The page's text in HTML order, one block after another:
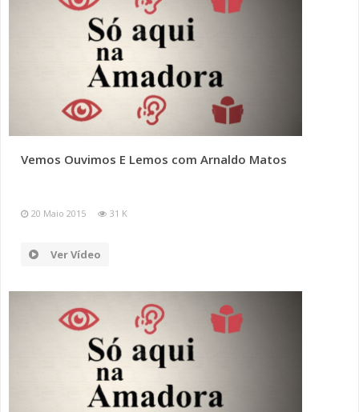
Vemos Ouvimos E Lemos com Arnaldo Matos
20 Maio 2015 31 K
Ver Vídeo